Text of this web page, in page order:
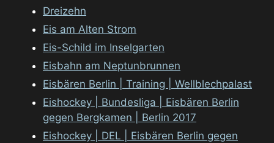
Dreizehn
Eis am Alten Strom
Eis-Schild im Inselgarten
Eisbahn am Neptunbrunnen
Eisbären Berlin | Training | Wellblechpalast
Eishockey | Bundesliga | Eisbären Berlin
gegen Bergkamen | Berlin 2017
Eishockey | DEL | Eisbären Berlin gegen